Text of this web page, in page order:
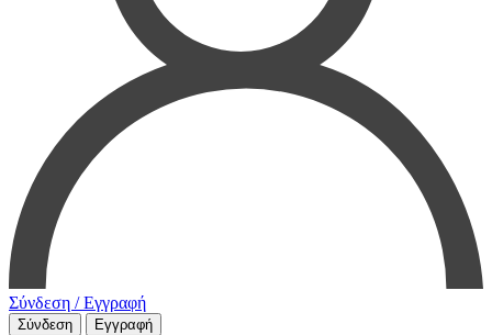
Σύνδεση / Εγγραφή
Σύνδεση Εγγραφή